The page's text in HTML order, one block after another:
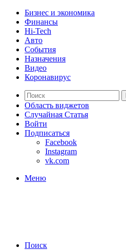
Бизнес и экономика
Финансы
Hi-Tech
Авто
События
Назначения
Видео
Коронавирус
Область виджетов
Случайная Статья
Войти
Подписаться
Facebook
Instagram
vk.com
Меню
Поиск